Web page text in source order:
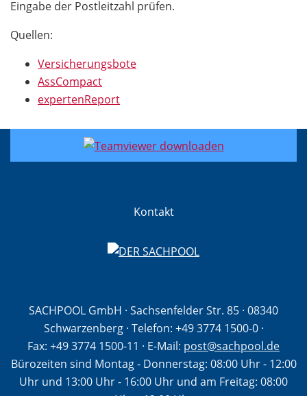
Eingabe der Postleitzahl prüfen.
Quellen:
Versicherungsbote
AssCompact
expertenReport
Kontakt
SACHPOOL GmbH · Sachsenfelder Str. 85 · 08340
Schwarzenberg · Telefon: +49 3774 1500-0·
Fax: +49 3774 1500-11 · E-Mail: post@sachpool.de
Bürozeiten sind Montag - Donnerstag: 08:00 Uhr - 12:00
Uhr und 13:00 Uhr - 16:00 Uhr und am Freitag: 08:00